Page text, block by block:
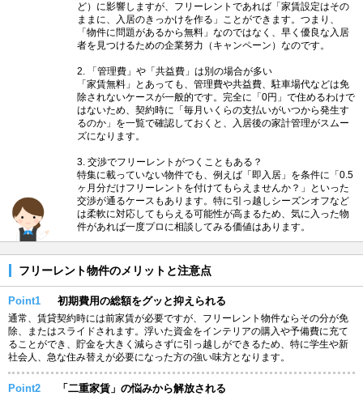
ど）に影響しますが、フリーレントであれば「家賃設定はその
ままに、入居のきっかけを作る」ことができます。つまり、
「物件に問題があるから無料」なのではなく、早く優良な入居
者を見つけるための企業努力（キャンペーン）なのです。
2. 「管理費」や「共益費」は別の場合が多い
「家賃無料」とあっても、管理費や共益費、駐車場代などは免
除されないケースが一般的です。完全に「0円」で住めるわけで
はないため、契約時に「毎月いくらの支払いがいつから発生す
るのか」を一覧で確認しておくと、入居後の家計管理がスムー
ズになります。
3. 交渉でフリーレントがつくこともある？
特集に載っていない物件でも、例えば「即入居」を条件に「0.5
ヶ月分だけフリーレントを付けてもらえませんか？」といった
交渉が通るケースもあります。特に引っ越しシーズンオフなど
は柔軟に対応してもらえる可能性が高まるため、気に入った物
件があれば一度プロに相談してみる価値はあります。
フリーレント物件のメリットと注意点
Point1 初期費用の総額をグッと抑えられる
通常、賃貸契約時には前家賃が必要ですが、フリーレント物件ならその分が免
除、またはスライドされます。浮いた資金をインテリアの購入や予備費に充て
ることができ、貯金を大きく減らさずに引っ越しができるため、特に学生や新
社会人、急な住み替えが必要になった方の強い味方となります。
Point2 「二重家賃」の悩みから解放される